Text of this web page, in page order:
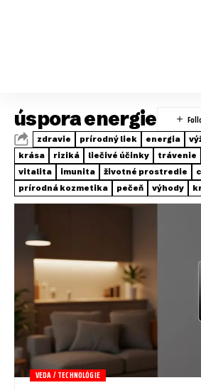
úspora energie
zdravie prírodný liek energia
krása
riziká liečivé účinky trávenie
vitalita
imunita životné prostredie
prírodná kozmetika
pečeň výhody
VEDA / TECHNOLÓGIE